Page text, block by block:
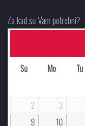
Za kad su Vam potrebni?
Su Mo Tu
2
3
9
10